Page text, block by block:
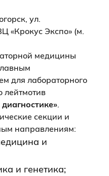
ул.
«Крокус Экспо» (м.
медицины
для лабораторного
лейтмотив
.
секции и
направлениям:
и
и генетика;